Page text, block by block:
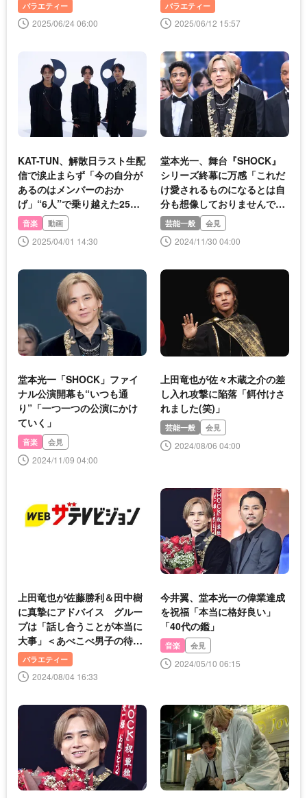
バラエティー
2025/06/24 06:00
バラエティー
2025/06/12 15:57
KAT-TUN、解散日ラスト生配
信で涙止まらず「今の自分が
あるのはメンバーのおか
げ」“6人”で乗り越えた25年
の軌跡
音楽 動画
2025/04/01 14:30
堂本光一、舞台『SHOCK』
シリーズ終幕に万感「これだ
け愛されるものになるとは自
分も想像しておりませんでし
た」
芸能一般 会見
2024/11/30 04:00
堂本光一「SHOCK」ファイ
ナル公演開幕も“いつも通
り”「一つ一つの公演にかけ
ていく」
音楽 会見
2024/11/09 04:00
上田竜也が佐々木蔵之介の差
し入れ攻撃に陥落「餌付けさ
れました(笑)」
芸能一般 会見
2024/08/06 04:00
上田竜也が佐藤勝利＆田中樹
に真摯にアドバイス グルー
プは「話し合うことが本当に
大事」＜あべこべ男子の待つ
部屋で＞
バラエティー
2024/08/04 16:33
今井翼、堂本光一の偉業達成
を祝福「本当に格好良い」
「40代の鑑」
音楽 会見
2024/05/10 06:15